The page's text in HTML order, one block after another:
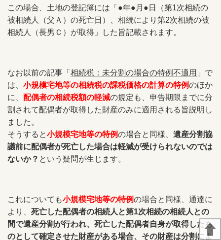
この場合、土地の登記簿には「●年●月●日（第1次相続の
被相続人（父Ａ）の死亡日）、相続により第2次相続の被
相続人（長男Ｃ）が取得」した旨記載されます。
なお以前の記事「 相続税：未分割の場合の特例不適用 」で
は、 小規模宅地等の相続税の課税価格の計算の特例のほか
に、 配偶者の相続税額の軽減の規定も、 申告期限までに分
割されて配偶者が取得した財産のみに適用される旨説明し
ました。
そうすると小規模宅地等の特例の場合と同様、 遺産分割協
議前に配偶者が死亡した場合は軽減が受けられないのでは
ないか？ という疑問が生じます。
これについても小規模宅地等の特例の場合と同様、通達に
より、 死亡した配偶者の相続人 と第1次相続の相続人 との
間で遺産分割が行われ、死亡した配偶者自身が取得したも
のとして確定させた財産がある場合、その財産は分割によ